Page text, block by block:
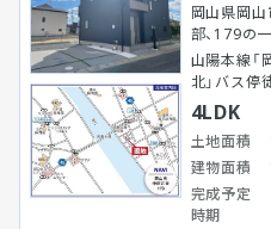
岡山県岡
部、179の
山陽本線「
北」バス停
4LDK
土地面積
建物面積
完成予定
時期